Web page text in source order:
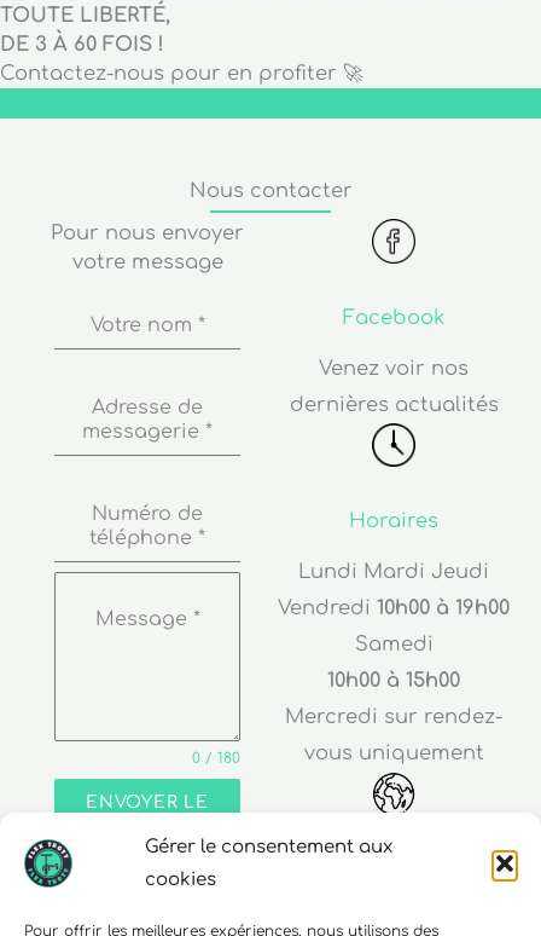
Gérer le consentement aux
cookies
Pour offrir les meilleures expériences, nous utilisons des
TOUTE LIBERTÉ,
DE 3 À 60 FOIS !
Contactez-nous pour en profiter 🚀
Nous contacter
Pour nous envoyer
votre message
Votre nom *
Adresse de
messagerie *
Numéro de
téléphone *
Message *
0 / 180
ENVOYER LE
Facebook
Venez voir nos
dernières actualités
Horaires
Lundi Mardi Jeudi
Vendredi 10h00 à 19h00
Samedi
10h00 à 15h00
Mercredi sur rendez-
vous uniquement
30 rue Edouard Richard